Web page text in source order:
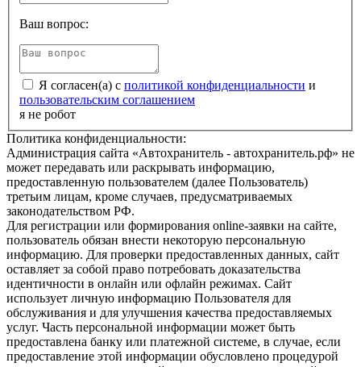
Ваш вопрос:
Я согласен(а) с политикой конфиденциальности и
пользовательским соглашением
я не робот
Политика конфиденциальности:
Администрация сайта «Автохранитель - автохранитель.рф» не
может передавать или раскрывать информацию,
предоставленную пользователем (далее Пользователь)
третьим лицам, кроме случаев, предусматриваемых
законодательством РФ.
Для регистрации или формирования online-заявки на сайте,
пользователь обязан внести некоторую персональную
информацию. Для проверки предоставленных данных, сайт
оставляет за собой право потребовать доказательства
идентичности в онлайн или офлайн режимах. Сайт
использует личную информацию Пользователя для
обслуживания и для улучшения качества предоставляемых
услуг. Часть персональной информации может быть
предоставлена банку или платежной системе, в случае, если
предоставление этой информации обусловлено процедурой